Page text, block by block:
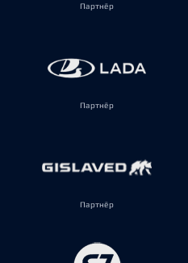
Партнёр
Партнёр
Партнёр